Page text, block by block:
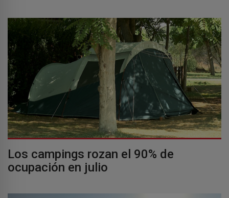
Los campings rozan el 90% de
ocupación en julio